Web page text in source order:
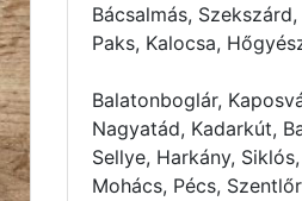
Bácsalmás,
Paks, Kalocsa,
Balatonboglár,
Nagyatád, Kadarkút,
Sellye, Harkány,
Mohács, Pécs,